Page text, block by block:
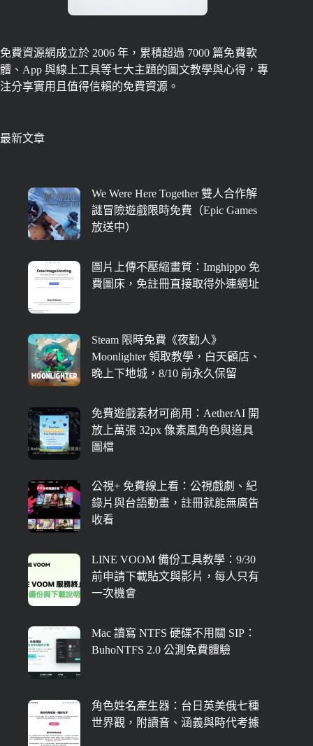
免費資源網成立於 2006 年，累積超過 7000 篇免費軟
體、App 與線上工具等七大主題的圖文教學與心得，專
注分享實用且值得信賴的免費資源。
最新文章
We Were Here Together 雙人合作解
謎冒險遊戲限時免費（Epic Games
放送中）
圖片上傳不壓縮畫質：Imghippo 免
費圖床，免註冊直接取得外連網址
Steam 限時免費《夜勤人》
Moonlighter 領取教學，白天顧店、
晚上下地城，8/10 前永久保留
免費遊戲素材可商用：AetherAI 開
放上萬張 32px 像素風角色與道具
圖檔
公視+ 免費線上看：公視戲劇、紀
錄片與台語動畫，註冊就能無廣告
收看
LINE VOOM 備份工具教學：9/30
前申請下載貼文與影片，每人只有
一次機會
Mac 讀寫 NTFS 硬碟不用關 SIP：
BuhoNTFS 2.0 公測免費體驗
角色姓名產生器：台日英美俄七種
世界觀，附讀音、涵義與時代考據